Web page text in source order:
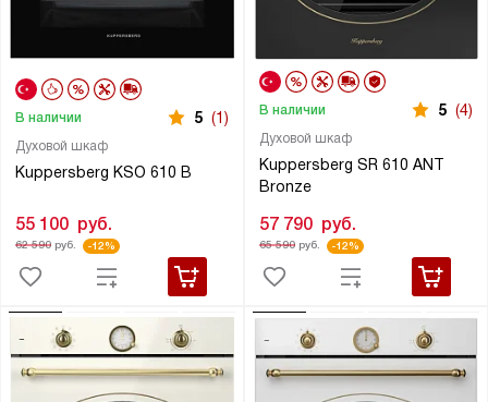
Духовой шкаф
Kuppersberg KSO 610 B
В наличии 5 (1)
55 100 руб.
62 590руб. -12%
Духовой шкаф
Kuppersberg SR 610 ANT
Bronze
В наличии 5 (4)
57 790 руб.
65 590руб. -12%